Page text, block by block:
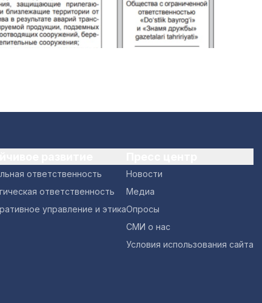
ответственность
ответственность
управление и этика
Новости
Медиа
Опросы
СМИ о нас
Условия использования сайта